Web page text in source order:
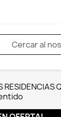
RESIDENCIAS